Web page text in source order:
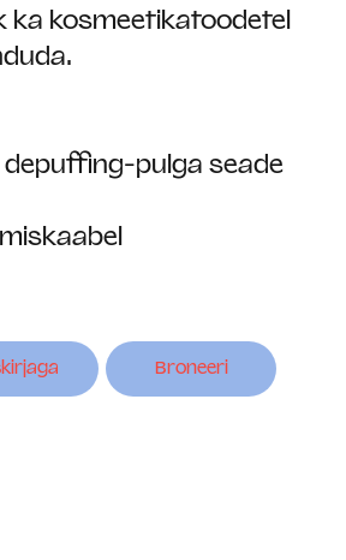
ka kosmeetikatoodetel
depuffing-pulga seade
Broneeri